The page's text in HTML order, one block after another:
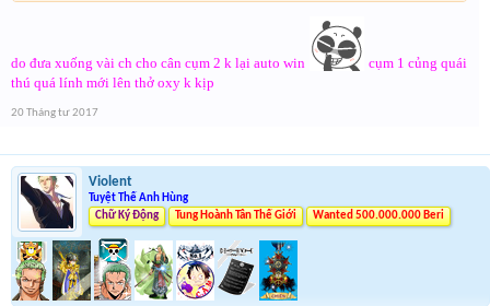
do đưa xuống vài ch cho cân cụm 2 k lại auto win
cụm 1 củng quái
thú quá lính mới lên thở oxy k kịp
20 Tháng tư 2017
Violent
Tuyệt Thế Anh Hùng
Chữ Ký Động
Tung Hoành Tân Thế Giới Wanted 500.000.000 Beri